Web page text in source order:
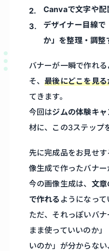
Canvaで文字や配
デザイナー目線で
か」を整理・調整
バナーが一瞬で作れ
そ、最後にどこを見
てきます。
今回はジムの体験キ
材に、この3ステップ
先に完成品をお見せ
像生成で作ったバナー
今の画像生成は、 文章
で作れる ようになって
ただ、それっぽいバ
まま使っていいのか
いのか」が分からな